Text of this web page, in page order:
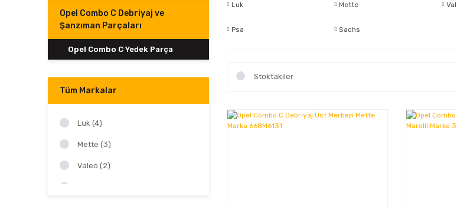
Opel Combo C Debriyaj ve
Şanzıman Parçaları
Opel Combo C Yedek Parça
Tüm Markalar
Luk (4)
Mette (3)
Valeo (2)
Luk Mette
Psa Sachs
Stoktakiler